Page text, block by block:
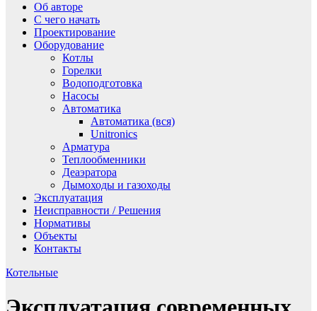
Об авторе
С чего начать
Проектирование
Оборудование
Котлы
Горелки
Водоподготовка
Насосы
Автоматика
Автоматика (вся)
Unitronics
Арматура
Теплообменники
Деаэратора
Дымоходы и газоходы
Эксплуатация
Неисправности / Решения
Нормативы
Объекты
Контакты
Котельные